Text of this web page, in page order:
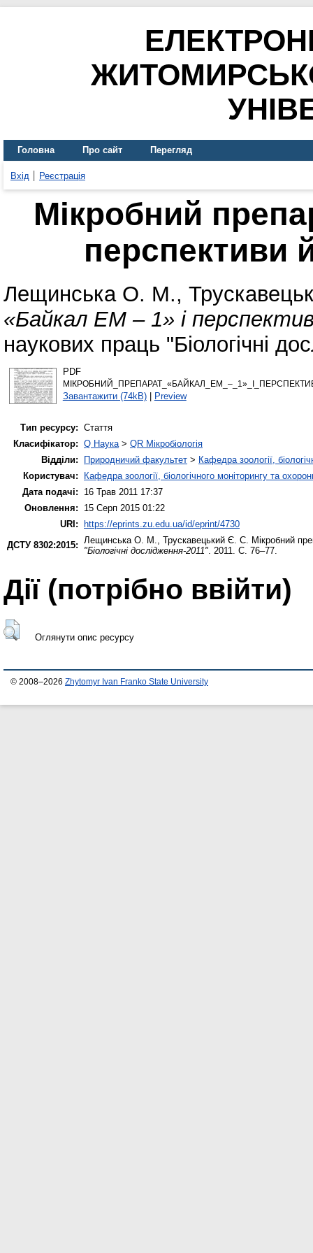
Головна Про сайт Перегляд
Вхід Реєстрація
Мікробний
перспективи
Лещинська О. М.,
«Байкал ЕМ – 1» і
наукових праць "Біологічні
PDF
Завантажити (74kB)| Preview
Тип ресурсу: Стаття
Класифікатор: Q Наука> QR Мікробіологія
Відділи:
Природничий факультет > Кафедра зоології,
Користувач:
Кафедра зоології, біологічного моніторингу та
Дата подачі:
16 Трав 2011 17:37
Оновлення:
15 Серп 2015 01:22
URI:
https://eprints.zu.edu.ua/id/eprint/4730
ДСТУ 8302:2015: Лещинська О. М., Трускавецький Є. С. Мікробний
"Біологічні дослідження-2011". 2011. С. 76–77.
Дії ​​(потрібно ввійти)
Оглянути опис ресурсу
© 2008–2026 Zhytomyr Ivan Franko State University